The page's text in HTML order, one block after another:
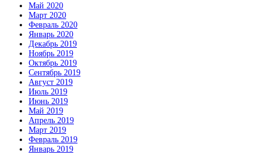
Май 2020
Март 2020
Февраль 2020
Январь 2020
Декабрь 2019
Ноябрь 2019
Октябрь 2019
Сентябрь 2019
Август 2019
Июль 2019
Июнь 2019
Май 2019
Апрель 2019
Март 2019
Февраль 2019
Январь 2019